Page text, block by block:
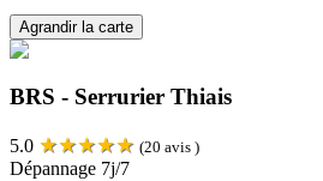
Agrandir la carte
BRS - Serrurier Thiais
5.0 ★★★★★ (20 avis )
Dépannage 7j/7